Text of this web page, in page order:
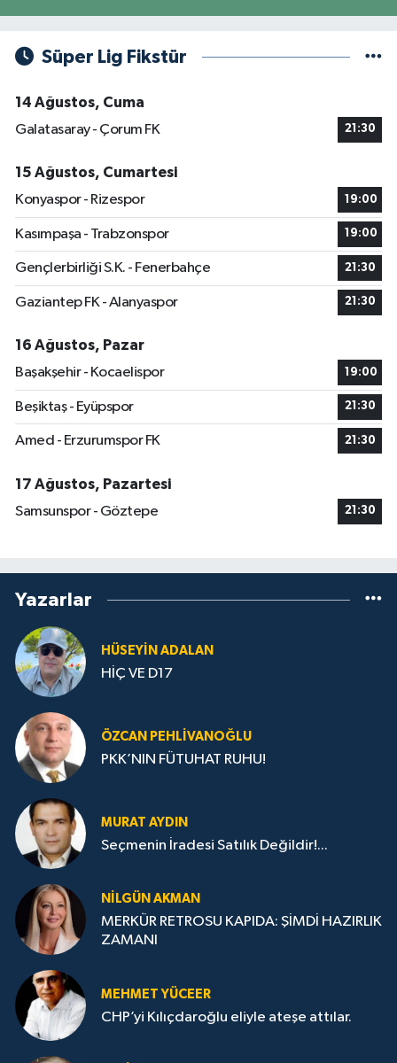
Süper Lig Fikstür
14 Ağustos, Cuma
Galatasaray - Çorum FK
21:30
15 Ağustos, Cumartesi
Konyaspor - Rizespor
19:00
Kasımpaşa - Trabzonspor 19:00
Gençlerbirliği S.K. - Fenerbahçe 21:30
Gaziantep FK - Alanyaspor 21:30
16 Ağustos, Pazar
Başakşehir - Kocaelispor
19:00
Beşiktaş - Eyüpspor 21:30
Amed - Erzurumspor FK 21:30
17 Ağustos, Pazartesi
Samsunspor - Göztepe
21:30
Yazarlar
HÜSEYIN ADALAN
HİÇ VE D17
ÖZCAN PEHLIVANOĞLU
PKK’NIN FÜTUHAT RUHU!
MURAT AYDIN
Seçmenin İradesi Satılık Değildir!...
NILGÜN AKMAN
MERKÜR RETROSU KAPIDA: ŞİMDİ HAZIRLIK
ZAMANI
MEHMET YÜCEER
CHP’yi Kılıçdaroğlu eliyle ateşe attılar.